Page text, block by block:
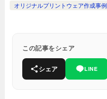
オリジナルプリントウェア作成事例
この記事をシェア
シェア LINE